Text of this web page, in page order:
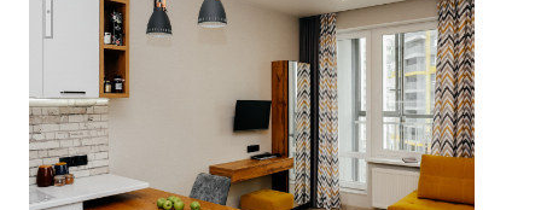
Квартира-студия 29м